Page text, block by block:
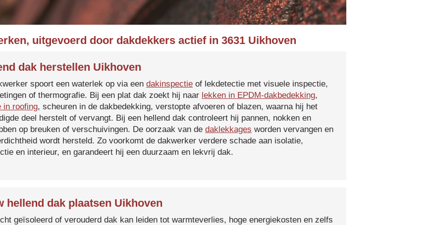
uitgevoerd door dakdekkers actief in 3631 Uikhoven
dak herstellen Uikhoven
spoort een waterlek op via een dakinspectie of lekdetectie met visuele inspectie,
of thermografie. Bij een plat dak zoekt hij naar lekken in EPDM-dakbedekking,
in roofing, scheuren in de dakbedekking, verstopte afvoeren of blazen, waarna hij het
deel herstelt of vervangt. Bij een hellend dak controleert hij pannen, nokken en
op breuken of verschuivingen. De oorzaak van de daklekkages worden vervangen en
wordt hersteld. Zo voorkomt de dakwerker verdere schade aan isolatie,
en interieur, en garandeert hij een duurzaam en lekvrij dak.
hellend dak plaatsen Uikhoven
geïsoleerd of verouderd dak kan leiden tot warmteverlies, hoge energiekosten en zelfs